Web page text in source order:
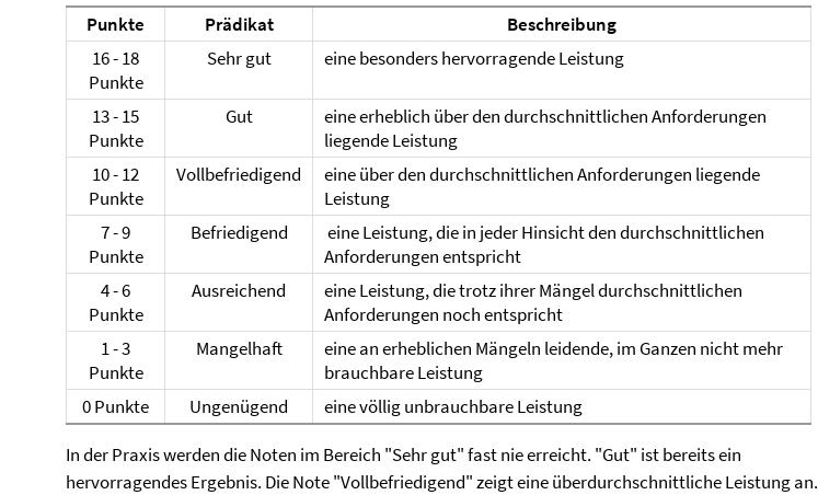
Punkte Prädikat
Beschreibung
16 - 18
Punkte
Sehr gut eine besonders hervorragende Leistung
13 - 15
Punkte
Gut
eine erheblich über den durchschnittlichen Anforderungen
liegende Leistung
10 - 12
Punkte
Vollbefriedigend
eine über den durchschnittlichen Anforderungen liegende
Leistung
7 - 9
Punkte
Befriedigend
eine Leistung, die in jeder Hinsicht den durchschnittlichen
Anforderungen entspricht
4 - 6
Punkte
Ausreichend
eine Leistung, die trotz ihrer Mängel durchschnittlichen
Anforderungen noch entspricht
1 - 3
Punkte
Mangelhaft
eine an erheblichen Mängeln leidende, im Ganzen nicht mehr
brauchbare Leistung
0 Punkte
Ungenügend
eine völlig unbrauchbare Leistung
In der Praxis werden die Noten im Bereich "Sehr gut" fast nie erreicht. "Gut" ist bereits ein
hervorragendes Ergebnis. Die Note "Vollbefriedigend" zeigt eine überdurchschnittliche Leistung an.